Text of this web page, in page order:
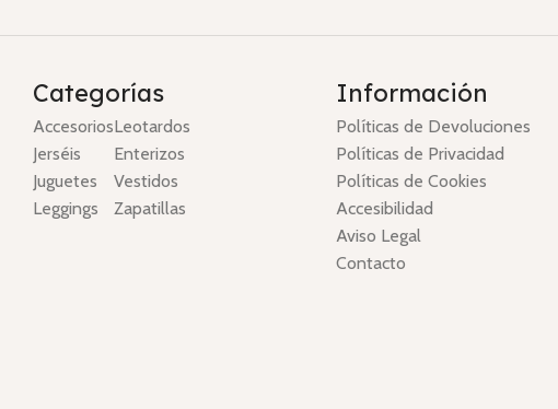
Categorías
Accesorios
Jerséis
Juguetes
Leggings
Leotardos
Enterizos
Vestidos
Zapatillas
Información
Políticas de Devoluciones
Políticas de Privacidad
Políticas de Cookies
Accesibilidad
Aviso Legal
Contacto